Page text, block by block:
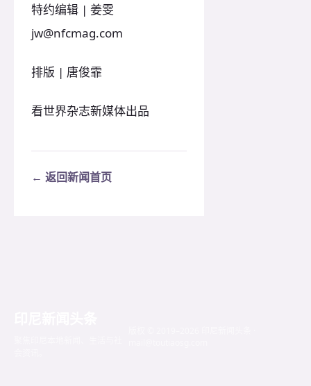
特约编辑 | 姜雯
jw@nfcmag.com
排版 | 唐俊霏
看世界杂志新媒体出品
← 返回新闻首页